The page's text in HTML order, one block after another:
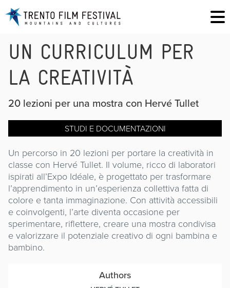
UN CURRICULUM PER
LA CREATIVITÀ
20 lezioni per una mostra con Hervé Tullet
STUDI E DOCUMENTAZIONI
Un percorso in 20 lezioni per portare la creatività in
classe con Hervé Tullet. Il volume, ricco di laboratori
ispirati all’Expo Idéale, è progettato per trasformare
l’apprendimento in un’esperienza collettiva fatta di
colore e tanta immaginazione. Con attività accessibili
e coinvolgenti, l’arte diventa occasione per
sperimentare, riflettere, creare una mostra condivisa
e valorizzare il potenziale creativo di ogni bambina e
bambino.
Authors